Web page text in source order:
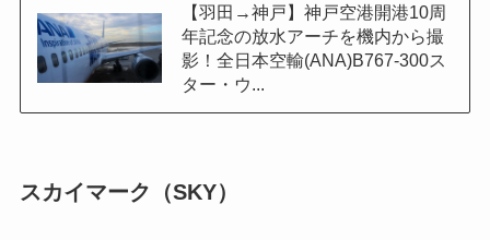
【羽田→神戸】神戸空港開港10周
年記念の放水アーチを機内から撮
影！全日本空輸(ANA)B767-300ス
ター・ウ...
スカイマーク（SKY）